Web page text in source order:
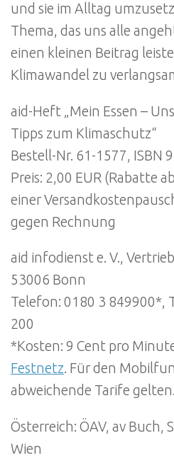
und sie im Alltag
Thema, das uns alle
einen kleinen Beitrag
Klimawandel zu
aid-Heft „Mein Essen –
Tipps zum Klimaschutz“
Bestell-Nr. 61-1577, ISBN
Preis: 2,00 EUR (Rabatte
einer
gegen Rechnung
aid infodienst e. V.,
53006 Bonn
Telefon: 0180 3 849900*,
200
*Kosten: 9 Cent pro
Festnetz. Für den
abweichende Tarife gelten.
Österreich: ÖAV, av Buch,
Wien